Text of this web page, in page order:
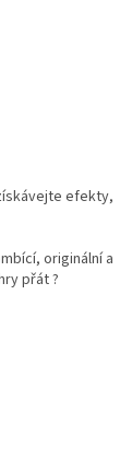
efekty,
originální a
přát ?